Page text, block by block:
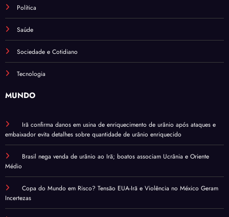
Política
Saúde
Sociedade e Cotidiano
Tecnologia
MUNDO
Irã confirma danos em usina de enriquecimento de urânio após ataques e
embaixador evita detalhes sobre quantidade de urânio enriquecido
Brasil nega venda de urânio ao Irã; boatos associam Ucrânia e Oriente
Médio
Copa do Mundo em Risco? Tensão EUA-Irã e Violência no México Geram
Incertezas